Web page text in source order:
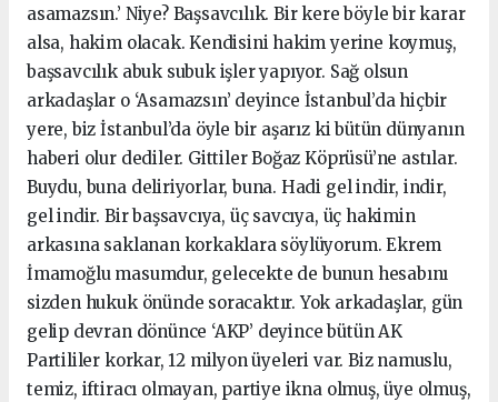
asamazsın.’ Niye? Başsavcılık. Bir kere böyle bir karar
alsa, hakim olacak. Kendisini hakim yerine koymuş,
başsavcılık abuk subuk işler yapıyor. Sağ olsun
arkadaşlar o ‘Asamazsın’ deyince İstanbul’da hiçbir
yere, biz İstanbul’da öyle bir aşarız ki bütün dünyanın
haberi olur dediler. Gittiler Boğaz Köprüsü’ne astılar.
Buydu, buna deliriyorlar, buna. Hadi gel indir, indir,
gel indir. Bir başsavcıya, üç savcıya, üç hakimin
arkasına saklanan korkaklara söylüyorum. Ekrem
İmamoğlu masumdur, gelecekte de bunun hesabını
sizden hukuk önünde soracaktır. Yok arkadaşlar, gün
gelip devran dönünce ‘AKP’ deyince bütün AK
Partililer korkar, 12 milyon üyeleri var. Biz namuslu,
temiz, iftiracı olmayan, partiye ikna olmuş, üye olmuş,